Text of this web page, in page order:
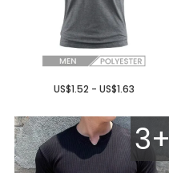
US$1.52 - US$1.63
3+